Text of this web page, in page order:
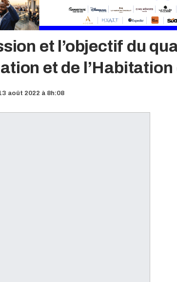
et l’objectif du
et de
août 2022 à 8h:08